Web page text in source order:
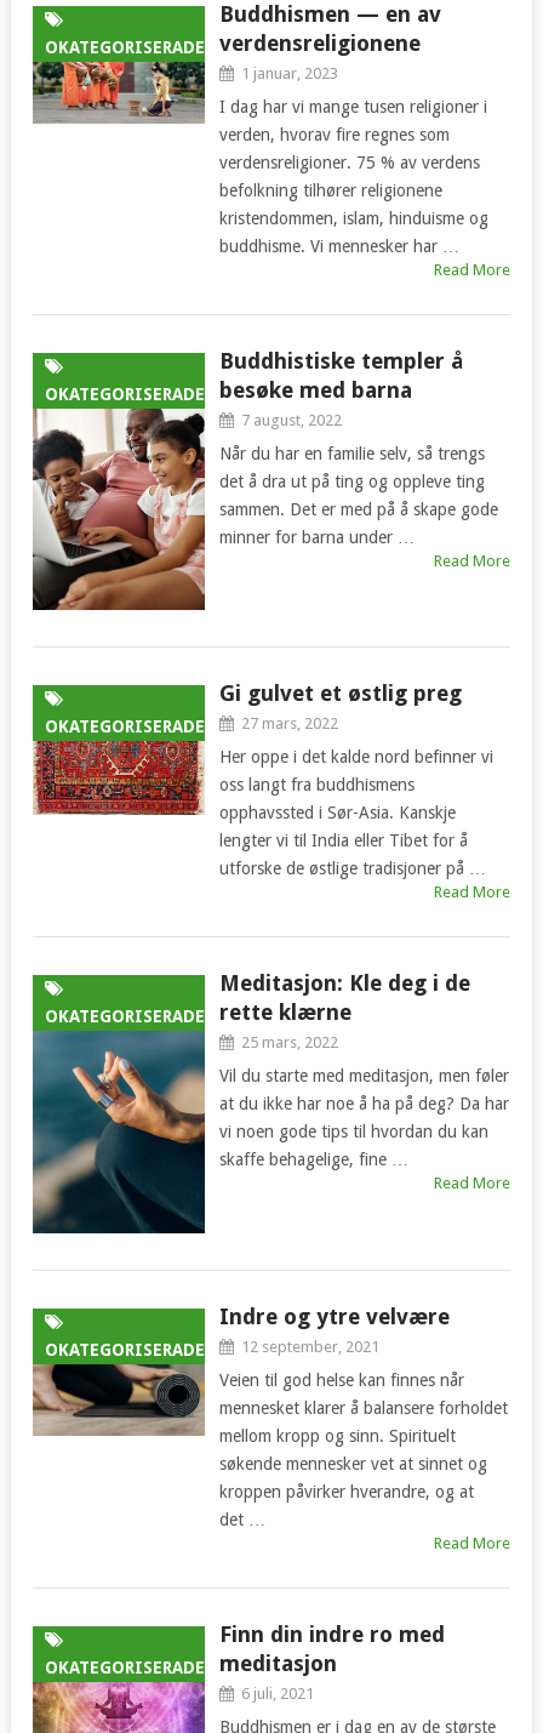
OKATEGORISERADE
Buddhismen — en av
verdensreligionene
1 januar, 2023
I dag har vi mange tusen religioner i
verden, hvorav fire regnes som
verdensreligioner. 75 % av verdens
befolkning tilhører religionene
kristendommen, islam, hinduisme og
buddhisme. Vi mennesker har …
Read More
OKATEGORISERADE
Buddhistiske templer å
besøke med barna
7 august, 2022
Når du har en familie selv, så trengs
det å dra ut på ting og oppleve ting
sammen. Det er med på å skape gode
minner for barna under …
Read More
OKATEGORISERADE
Gi gulvet et østlig preg
27 mars, 2022
Her oppe i det kalde nord befinner vi
oss langt fra buddhismens
opphavssted i Sør-Asia. Kanskje
lengter vi til India eller Tibet for å
utforske de østlige tradisjoner på …
Read More
OKATEGORISERADE
Meditasjon: Kle deg i de
rette klærne
25 mars, 2022
Vil du starte med meditasjon, men føler
at du ikke har noe å ha på deg? Da har
vi noen gode tips til hvordan du kan
skaffe behagelige, fine …
Read More
OKATEGORISERADE
Indre og ytre velvære
12 september, 2021
Veien til god helse kan finnes når
mennesket klarer å balansere forholdet
mellom kropp og sinn. Spirituelt
søkende mennesker vet at sinnet og
kroppen påvirker hverandre, og at
det …
Read More
OKATEGORISERADE
Finn din indre ro med
meditasjon
6 juli, 2021
Buddhismen er i dag en av de største